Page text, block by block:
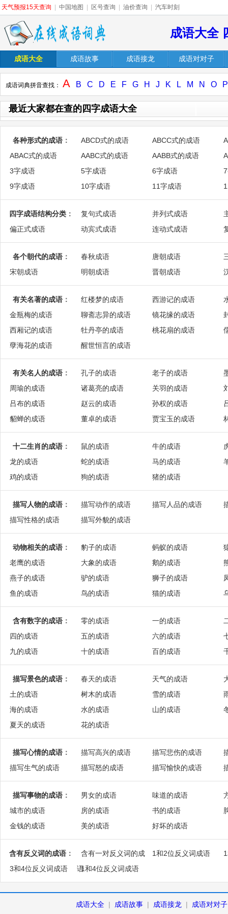
天气预报15天查询 中国地图 区号查询 油价查询 汽车时刻
成语大全
成语大全 成语故事 成语接龙 成语对对子
成语词典拼音查找： A B C D E F G H J K L M N O P
最近大家都在查的四字成语大全
各种形式的成语 ： ABCD式的成语 ABCC式的成语
ABAC式的成语
AABC式的成语 AABB式的成语
3字成语
5字成语 6字成语
9字成语
10字成语 11字成语
四字成语结构分类 ： 复句式成语 并列式成语
偏正式成语
动宾式成语 连动式成语
各个朝代的成语 ： 春秋成语 唐朝成语
宋朝成语
明朝成语 晋朝成语
有关名著的成语 ： 红楼梦的成语 西游记的成语
金瓶梅的成语
聊斋志异的成语 镜花缘的成语
西厢记的成语
牡丹亭的成语 桃花扇的成语
孽海花的成语
醒世恒言的成语
有关名人的成语 ： 孔子的成语 老子的成语
周瑜的成语
诸葛亮的成语 关羽的成语
吕布的成语
赵云的成语 孙权的成语
貂蝉的成语
董卓的成语 贾宝玉的成语
十二生肖的成语 ： 鼠的成语 牛的成语
龙的成语
蛇的成语 马的成语
鸡的成语
狗的成语 猪的成语
描写人物的成语 ： 描写动作的成语 描写人品的成语
描写性格的成语
描写外貌的成语
动物相关的成语 ： 豹子的成语 蚂蚁的成语
老鹰的成语
大象的成语 鹅的成语
燕子的成语
驴的成语 狮子的成语
鱼的成语
鸟的成语 猫的成语
含有数字的成语 ： 零的成语 一的成语
四的成语
五的成语 六的成语
九的成语
十的成语 百的成语
描写景色的成语 ： 春天的成语 天气的成语
土的成语
树木的成语 雪的成语
海的成语
水的成语 山的成语
夏天的成语
花的成语
描写心情的成语 ： 描写高兴的成语 描写悲伤的成语
描写生气的成语
描写怒的成语 描写愉快的成语
描写事物的成语 ： 男女的成语 味道的成语
城市的成语
房的成语 书的成语
金钱的成语
美的成语 好坏的成语
含有反义词的成语 ：
含有一对反义词的成
语
1和2位反义词成语
3和4位反义词成语
1和4位反义词成语
成语大全 | 成语故事 | 成语接龙 |
成语对对子